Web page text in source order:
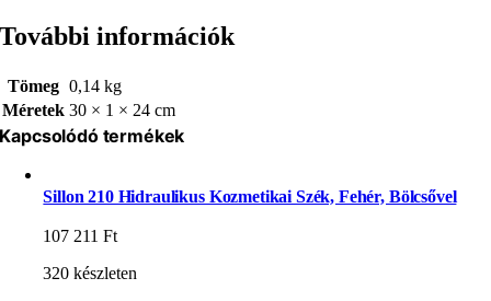
További információk
Tömeg 0,14 kg
Méretek 30 × 1 × 24 cm
Kapcsolódó termékek
Sillon 210 Hidraulikus Kozmetikai Szék, Fehér, Bölcsővel
107 211Ft
320 készleten